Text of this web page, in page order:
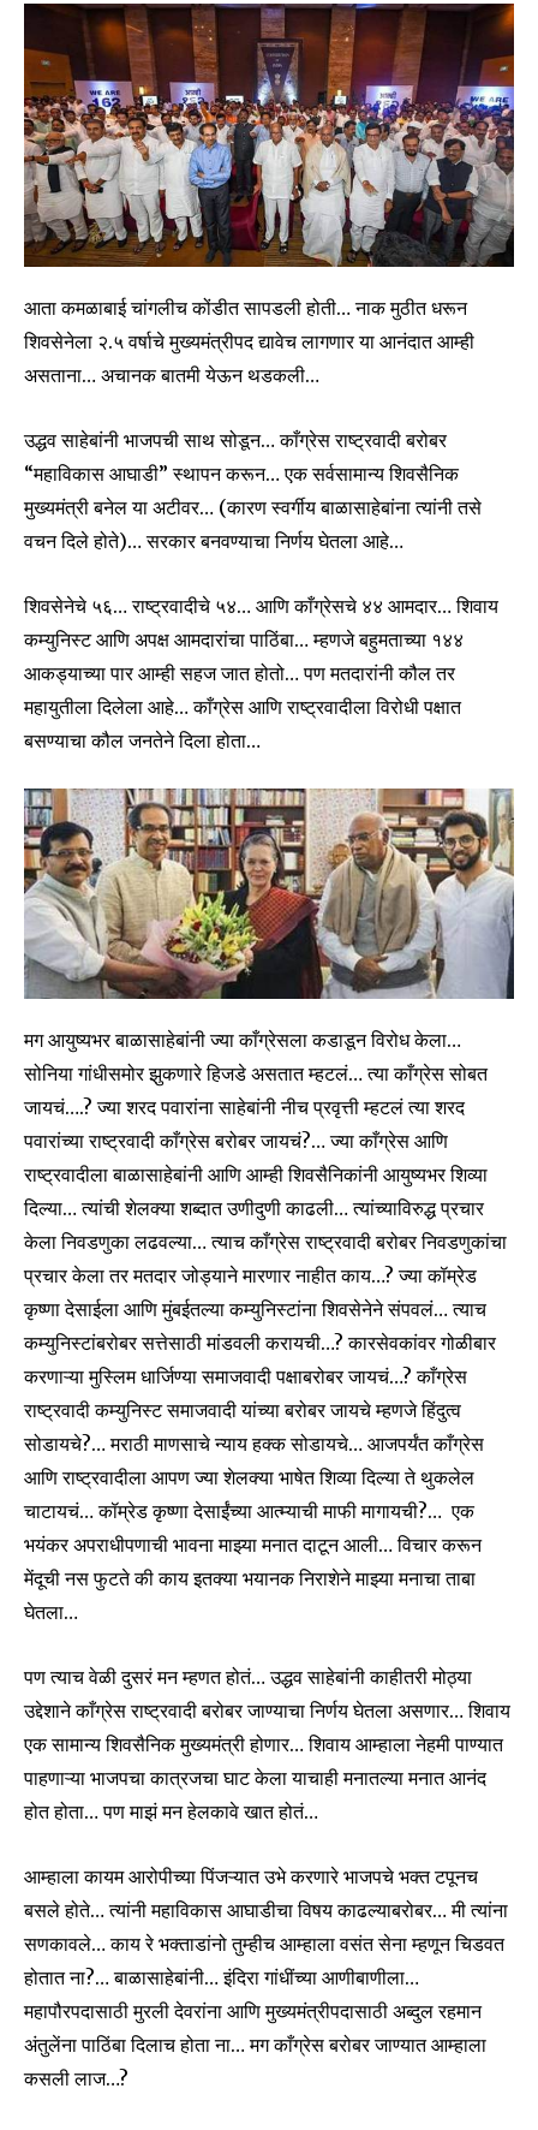
आता कमळाबाई चांगलीच कोंडीत सापडली होती… नाक मुठीत धरून
शिवसेनेला २.५ वर्षाचे मुख्यमंत्रीपद द्यावेच लागणार या आनंदात आम्ही
असताना… अचानक बातमी येऊन थडकली…
उद्धव साहेबांनी भाजपची साथ सोडून… काँग्रेस राष्ट्रवादी बरोबर
“महाविकास आघाडी” स्थापन करून… एक सर्वसामान्य शिवसैनिक
मुख्यमंत्री बनेल या अटीवर… (कारण स्वर्गीय बाळासाहेबांना त्यांनी तसे
वचन दिले होते)… सरकार बनवण्याचा निर्णय घेतला आहे…
शिवसेनेचे ५६… राष्ट्रवादीचे ५४… आणि काँग्रेसचे ४४ आमदार… शिवाय
कम्युनिस्ट आणि अपक्ष आमदारांचा पाठिंबा… म्हणजे बहुमताच्या १४४
आकड्याच्या पार आम्ही सहज जात होतो… पण मतदारांनी कौल तर
महायुतीला दिलेला आहे… काँग्रेस आणि राष्ट्रवादीला विरोधी पक्षात
बसण्याचा कौल जनतेने दिला होता…
मग आयुष्यभर बाळासाहेबांनी ज्या काँग्रेसला कडाडून विरोध केला…
सोनिया गांधीसमोर झुकणारे हिजडे असतात म्हटलं… त्या काँग्रेस सोबत
जायचं….? ज्या शरद पवारांना साहेबांनी नीच प्रवृत्ती म्हटलं त्या शरद
पवारांच्या राष्ट्रवादी काँग्रेस बरोबर जायचं?… ज्या काँग्रेस आणि
राष्ट्रवादीला बाळासाहेबांनी आणि आम्ही शिवसैनिकांनी आयुष्यभर शिव्या
दिल्या… त्यांची शेलक्या शब्दात उणीदुणी काढली… त्यांच्याविरुद्ध प्रचार
केला निवडणुका लढवल्या… त्याच काँग्रेस राष्ट्रवादी बरोबर निवडणुकांचा
प्रचार केला तर मतदार जोड्याने मारणार नाहीत काय…? ज्या कॉम्रेड
कृष्णा देसाईला आणि मुंबईतल्या कम्युनिस्टांना शिवसेनेने संपवलं… त्याच
कम्युनिस्टांबरोबर सत्तेसाठी मांडवली करायची…? कारसेवकांवर गोळीबार
करणाऱ्या मुस्लिम धार्जिण्या समाजवादी पक्षाबरोबर जायचं…? काँग्रेस
राष्ट्रवादी कम्युनिस्ट समाजवादी यांच्या बरोबर जायचे म्हणजे हिंदुत्व
सोडायचे?… मराठी माणसाचे न्याय हक्क सोडायचे… आजपर्यंत काँग्रेस
आणि राष्ट्रवादीला आपण ज्या शेलक्या भाषेत शिव्या दिल्या ते थुकलेल
चाटायचं… कॉम्रेड कृष्णा देसाईंच्या आत्म्याची माफी मागायची?… एक
भयंकर अपराधीपणाची भावना माझ्या मनात दाटून आली… विचार करून
मेंदूची नस फुटते की काय इतक्या भयानक निराशेने माझ्या मनाचा ताबा
घेतला…
पण त्याच वेळी दुसरं मन म्हणत होतं… उद्धव साहेबांनी काहीतरी मोठ्या
उद्देशाने काँग्रेस राष्ट्रवादी बरोबर जाण्याचा निर्णय घेतला असणार… शिवाय
एक सामान्य शिवसैनिक मुख्यमंत्री होणार… शिवाय आम्हाला नेहमी पाण्यात
पाहणाऱ्या भाजपचा कात्रजचा घाट केला याचाही मनातल्या मनात आनंद
होत होता… पण माझं मन हेलकावे खात होतं…
आम्हाला कायम आरोपीच्या पिंजऱ्यात उभे करणारे भाजपचे भक्त टपूनच
बसले होते… त्यांनी महाविकास आघाडीचा विषय काढल्याबरोबर… मी त्यांना
सणकावले… काय रे भक्ताडांनो तुम्हीच आम्हाला वसंत सेना म्हणून चिडवत
होतात ना?… बाळासाहेबांनी… इंदिरा गांधींच्या आणीबाणीला…
महापौरपदासाठी मुरली देवरांना आणि मुख्यमंत्रीपदासाठी अब्दुल रहमान
अंतुलेंना पाठिंबा दिलाच होता ना… मग काँग्रेस बरोबर जाण्यात आम्हाला
कसली लाज…?